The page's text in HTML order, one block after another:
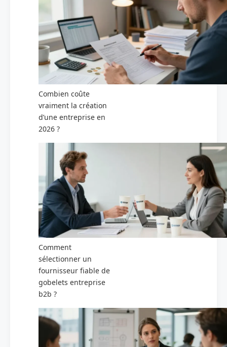
Combien coûte
vraiment la création
d’une entreprise en
2026 ?
Comment
sélectionner un
fournisseur fiable de
gobelets entreprise
b2b ?